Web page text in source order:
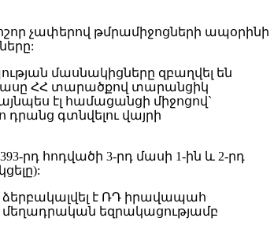
չափերով թմրամիջոցների ապօրինի
մասնակիցները զբաղվել են
ՀՀ տարածքով տարանցիկ
էլ համացանցի միջոցով`
գտնվելու վայրի
րդ հոդվածի 3-րդ մասի 1-ին և 2-րդ
է ՌԴ իրավապահ
մեղադրական եզրակացությամբ